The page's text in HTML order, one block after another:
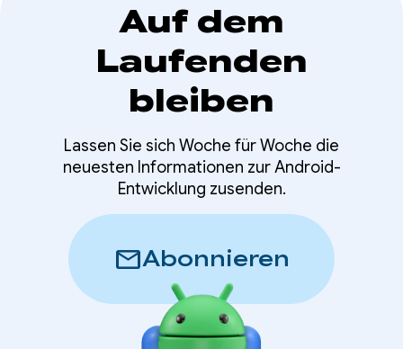
Auf dem
Laufenden
bleiben
Lassen Sie sich Woche für Woche die
neuesten Informationen zur Android-
Entwicklung zusenden.
mailAbonnieren